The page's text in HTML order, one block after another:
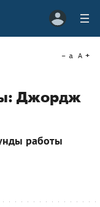
a A
Джордж
работы